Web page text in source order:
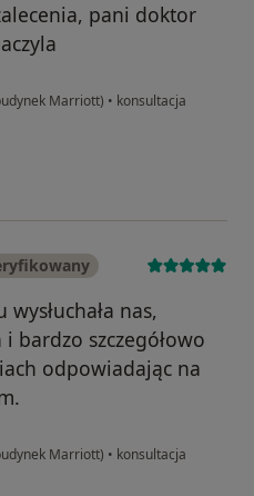
pani doktor
Marriott) • konsultacja
nas,
bardzo szczegółowo
odpowiadając na
Marriott) • konsultacja